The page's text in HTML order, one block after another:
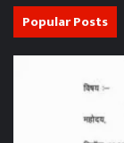
Popular Posts